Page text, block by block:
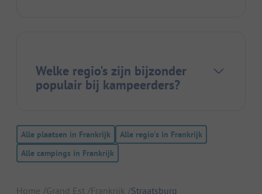
Welke regio's zijn bijzonder
populair bij kampeerders?
Alle plaatsen in Frankrijk
Alle regio's in Frankrijk
Alle campings in Frankrijk
Home Grand Est Frankrijk Straatsburg